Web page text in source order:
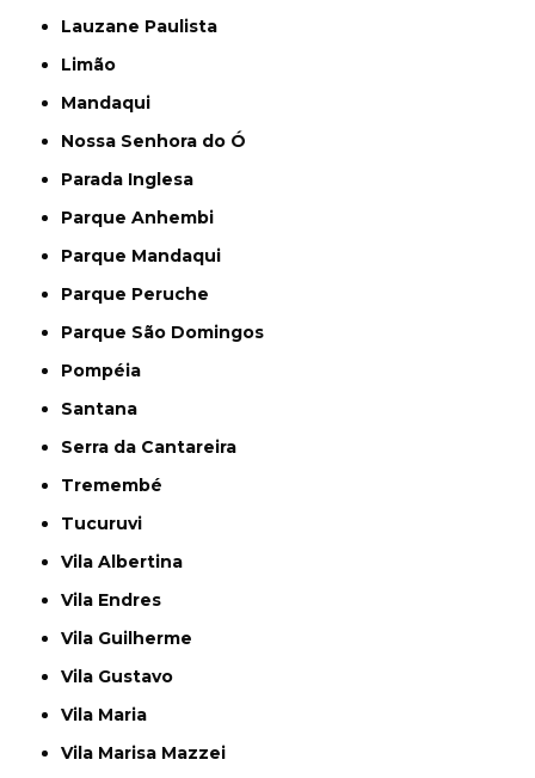
Lauzane Paulista
Limão
Mandaqui
Nossa Senhora do Ó
Parada Inglesa
Parque Anhembi
Parque Mandaqui
Parque Peruche
Parque São Domingos
Pompéia
Santana
Serra da Cantareira
Tremembé
Tucuruvi
Vila Albertina
Vila Endres
Vila Guilherme
Vila Gustavo
Vila Maria
Vila Marisa Mazzei